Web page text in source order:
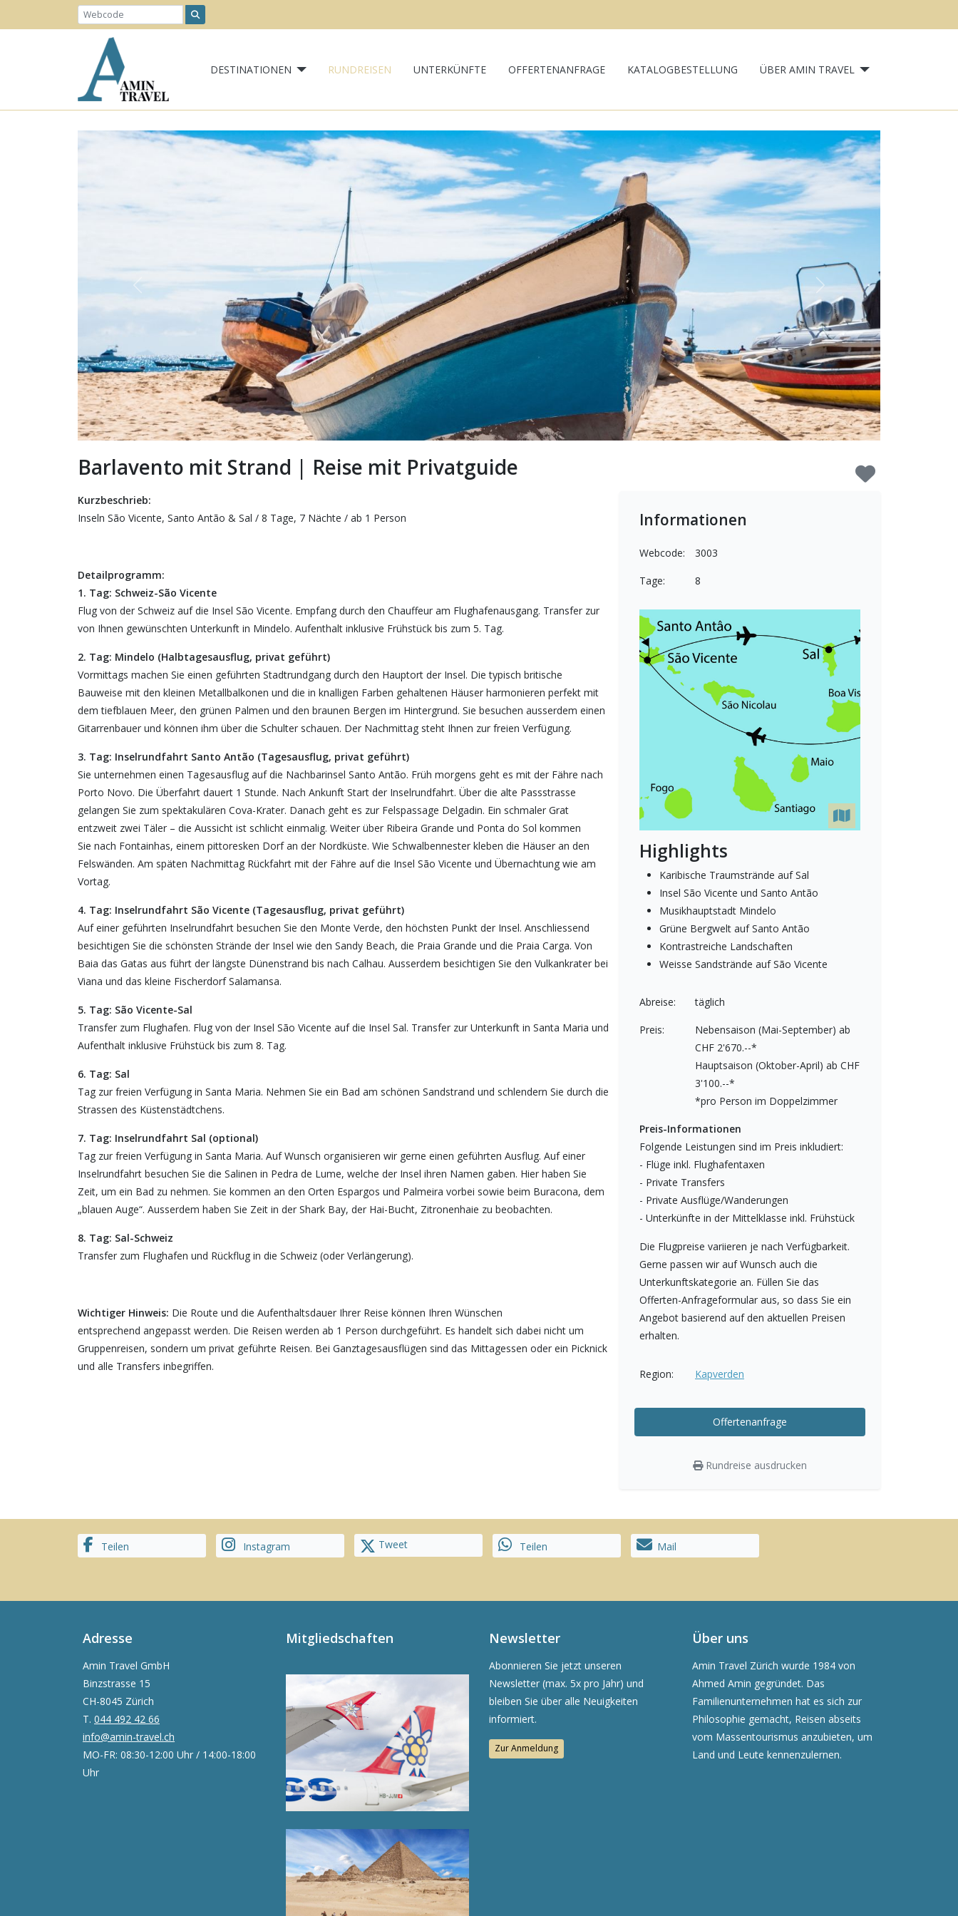
DESTINATIONEN RUNDREISEN UNTERKÜNFTE OFFERTENANFRAGE KATALOGBESTELLUNG ÜBER AMIN TRAVEL
Previous Next
Barlavento mit Strand | Reise mit Privatguide
Kurzbeschrieb:
Inseln São Vicente, Santo Antão & Sal / 8 Tage, 7 Nächte / ab 1 Person
Detailprogramm:
1. Tag: Schweiz-São Vicente
Flug von der Schweiz auf die Insel São Vicente. Empfang durch den Chauffeur am Flughafenausgang. Transfer zur
von Ihnen gewünschten Unterkunft in Mindelo. Aufenthalt inklusive Frühstück bis zum 5. Tag.
2. Tag: Mindelo (Halbtagesausflug, privat geführt)
Vormittags machen Sie einen geführten Stadtrundgang durch den Hauptort der Insel. Die typisch britische
Bauweise mit den kleinen Metallbalkonen und die in knalligen Farben gehaltenen Häuser harmonieren perfekt mit
dem tiefblauen Meer, den grünen Palmen und den braunen Bergen im Hintergrund. Sie besuchen ausserdem einen
Gitarrenbauer und können ihm über die Schulter schauen. Der Nachmittag steht Ihnen zur freien Verfügung.
3. Tag: Inselrundfahrt Santo Antão (Tagesausflug, privat geführt)
Sie unternehmen einen Tagesausflug auf die Nachbarinsel Santo Antão. Früh morgens geht es mit der Fähre nach
Porto Novo. Die Überfahrt dauert 1 Stunde. Nach Ankunft Start der Inselrundfahrt. Über die alte Passstrasse
gelangen Sie zum spektakulären Cova-Krater. Danach geht es zur Felspassage Delgadin. Ein schmaler Grat
entzweit zwei Täler – die Aussicht ist schlicht einmalig. Weiter über Ribeira Grande und Ponta do Sol kommen
Sie nach Fontainhas, einem pittoresken Dorf an der Nordküste. Wie Schwalbennester kleben die Häuser an den
Felswänden. Am späten Nachmittag Rückfahrt mit der Fähre auf die Insel São Vicente und Übernachtung wie am
Vortag.
4. Tag: Inselrundfahrt São Vicente (Tagesausflug, privat geführt)
Auf einer geführten Inselrundfahrt besuchen Sie den Monte Verde, den höchsten Punkt der Insel. Anschliessend
besichtigen Sie die schönsten Strände der Insel wie den Sandy Beach, die Praia Grande und die Praia Carga. Von
Baia das Gatas aus führt der längste Dünenstrand bis nach Calhau. Ausserdem besichtigen Sie den Vulkankrater bei
Viana und das kleine Fischerdorf Salamansa.
5. Tag: São Vicente-Sal
Transfer zum Flughafen. Flug von der Insel São Vicente auf die Insel Sal. Transfer zur Unterkunft in Santa Maria und
Aufenthalt inklusive Frühstück bis zum 8. Tag.
6. Tag: Sal
Tag zur freien Verfügung in Santa Maria. Nehmen Sie ein Bad am schönen Sandstrand und schlendern Sie durch die
Strassen des Küstenstädtchens.
7. Tag: Inselrundfahrt Sal (optional)
Tag zur freien Verfügung in Santa Maria. Auf Wunsch organisieren wir gerne einen geführten Ausflug. Auf einer
Inselrundfahrt besuchen Sie die Salinen in Pedra de Lume, welche der Insel ihren Namen gaben. Hier haben Sie
Zeit, um ein Bad zu nehmen. Sie kommen an den Orten Espargos und Palmeira vorbei sowie beim Buracona, dem
„blauen Auge“. Ausserdem haben Sie Zeit in der Shark Bay, der Hai-Bucht, Zitronenhaie zu beobachten.
8. Tag: Sal-Schweiz
Transfer zum Flughafen und Rückflug in die Schweiz (oder Verlängerung).
Wichtiger Hinweis: Die Route und die Aufenthaltsdauer Ihrer Reise können Ihren Wünschen
entsprechend angepasst werden. Die Reisen werden ab 1 Person durchgeführt. Es handelt sich dabei nicht um
Gruppenreisen, sondern um privat geführte Reisen. Bei Ganztagesausflügen sind das Mittagessen oder ein Picknick
und alle Transfers inbegriffen.
Informationen
Webcode: 3003
Tage: 8
Highlights
Karibische Traumstrände auf Sal
Insel São Vicente und Santo Antão
Musikhauptstadt Mindelo
Grüne Bergwelt auf Santo Antão
Kontrastreiche Landschaften
Weisse Sandstrände auf São Vicente
Abreise: täglich
Preis:
Nebensaison (Mai-September) ab
CHF 2'670.--*
Hauptsaison (Oktober-April) ab CHF
3'100.--*
*pro Person im Doppelzimmer
Preis-Informationen
Folgende Leistungen sind im Preis inkludiert:
- Flüge inkl. Flughafentaxen
- Private Transfers
- Private Ausflüge/Wanderungen
- Unterkünfte in der Mittelklasse inkl. Frühstück
Die Flugpreise variieren je nach Verfügbarkeit.
Gerne passen wir auf Wunsch auch die
Unterkunftskategorie an. Füllen Sie das
Offerten-Anfrageformular aus, so dass Sie ein
Angebot basierend auf den aktuellen Preisen
erhalten.
Region: Kapverden
Offertenanfrage
Rundreise ausdrucken
Teilen Instagram Tweet Teilen Mail
Adresse
Amin Travel GmbH
Binzstrasse 15
CH-8045 Zürich
T. 044 492 42 66
info@amin-travel.ch
MO-FR: 08:30-12:00 Uhr / 14:00-18:00
Uhr
Mitgliedschaften Newsletter
Abonnieren Sie jetzt unseren
Newsletter (max. 5x pro Jahr) und
bleiben Sie über alle Neuigkeiten
informiert.
Zur Anmeldung
Über uns
Amin Travel Zürich wurde 1984 von
Ahmed Amin gegründet. Das
Familienunternehmen hat es sich zur
Philosophie gemacht, Reisen abseits
vom Massentourismus anzubieten, um
Land und Leute kennenzulernen.